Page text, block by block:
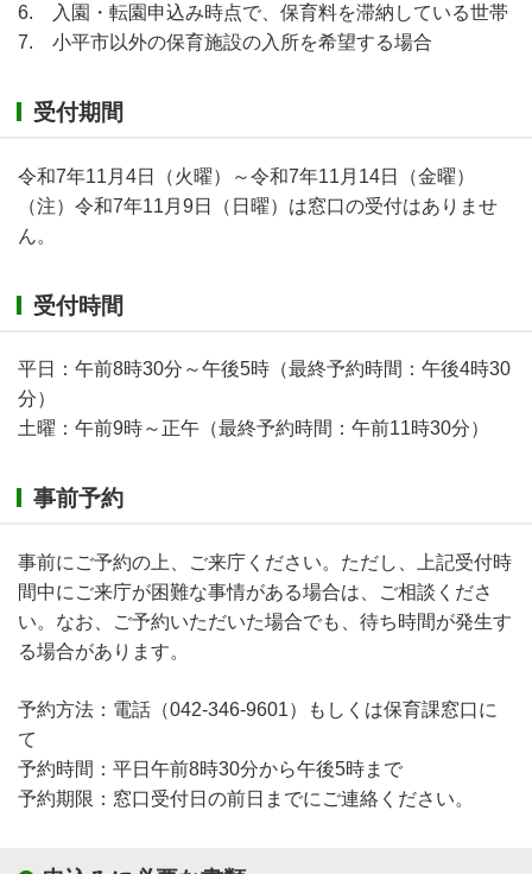
6. 入園・転園申込み時点で、保育料を滞納している世帯
7. 小平市以外の保育施設の入所を希望する場合
受付期間
令和7年11月4日（火曜）～令和7年11月14日（金曜）
（注）令和7年11月9日（日曜）は窓口の受付はありませ
ん。
受付時間
平日：午前8時30分～午後5時（最終予約時間：午後4時30
分）
土曜：午前9時～正午（最終予約時間：午前11時30分）
事前予約
事前にご予約の上、ご来庁ください。ただし、上記受付時
間中にご来庁が困難な事情がある場合は、ご相談くださ
い。なお、ご予約いただいた場合でも、待ち時間が発生す
る場合があります。
予約方法：電話（042-346-9601）もしくは保育課窓口に
て
予約時間：平日午前8時30分から午後5時まで
予約期限：窓口受付日の前日までにご連絡ください。